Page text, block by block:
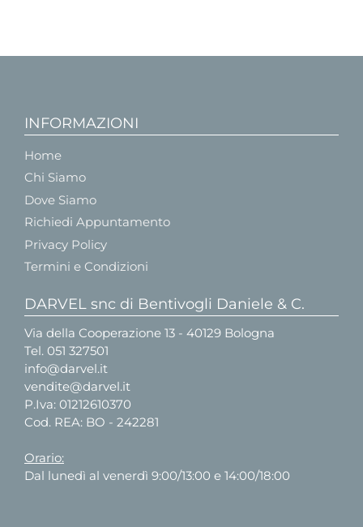
INFORMAZIONI
Home
Chi Siamo
Dove Siamo
Richiedi Appuntamento
Privacy Policy
Termini e Condizioni
DARVEL snc di Bentivogli Daniele & C.
Via della Cooperazione 13 - 40129 Bologna
Tel. 051 327501
info@darvel.it
vendite@darvel.it
P.Iva: 01212610370
Cod. REA: BO - 242281
Orario:
Dal lunedì al venerdì 9:00/13:00 e 14:00/18:00